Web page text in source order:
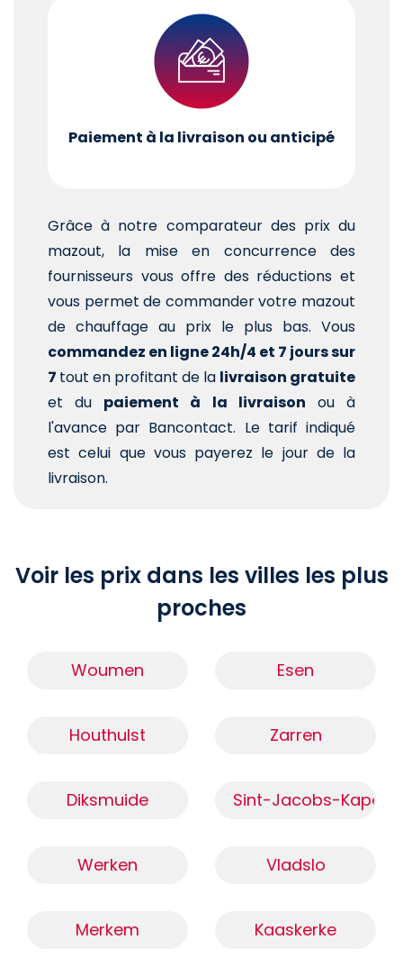
Paiement à la livraison ou anticipé
Grâce à notre comparateur des prix du
mazout, la mise en concurrence des
fournisseurs vous offre des réductions et
vous permet de commander votre mazout
de chauffage au prix le plus bas. Vous
commandez en ligne 24h/4 et 7 jours sur
7 tout en profitant de la livraison gratuite
et du paiement à la livraison ou à
l'avance par Bancontact. Le tarif indiqué
est celui que vous payerez le jour de la
livraison.
Voir les prix dans les villes les plus
proches
Woumen Esen
Houthulst Zarren
Diksmuide Sint-Jacobs-Kapelle
Werken Vladslo
Merkem Kaaskerke